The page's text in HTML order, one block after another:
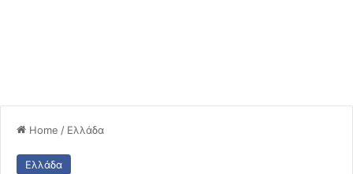
Home / Ελλάδα
Ελλάδα